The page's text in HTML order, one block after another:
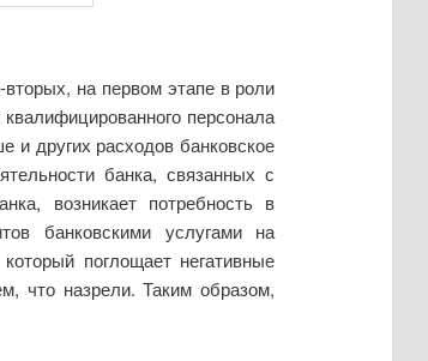
на первом этапе в роли
персонала
и других расходов банковское
банка, связанных с
возникает потребность в
банковскими услугами на
поглощает негативные
что назрели. Таким образом,